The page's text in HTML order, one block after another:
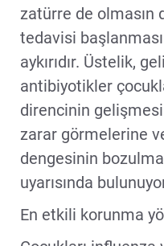
zatürre de olmasın
tedavisi
aykırıdır. Üstelik,
antibiyotikler
direncinin
zarar görmelerine
dengesinin
uyarısında
En etkili korunma